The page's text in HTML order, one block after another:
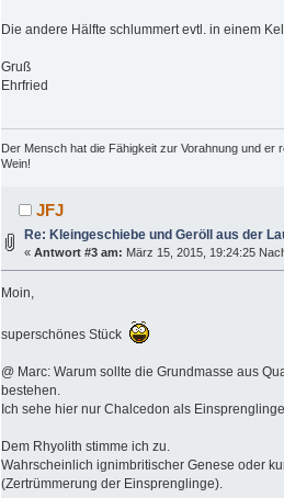
Die andere Hälfte schlummert evtl. in einem
Gruß
Ehrfried
Der Mensch hat die Fähigkeit zur Vorahnung und er
Wein!
JFJ
Re: Kleingeschiebe und Geröll aus der
«Antwort #3 am: März 15, 2015, 19:24:25
Moin,
superschönes Stück
@ Marc: Warum sollte die Grundmasse aus
bestehen.
Ich sehe hier nur Chalcedon als
Dem Rhyolith stimme ich zu.
Wahrscheinlich ignimbritischer Genese oder
(Zertrümmerung der Einsprenglinge).